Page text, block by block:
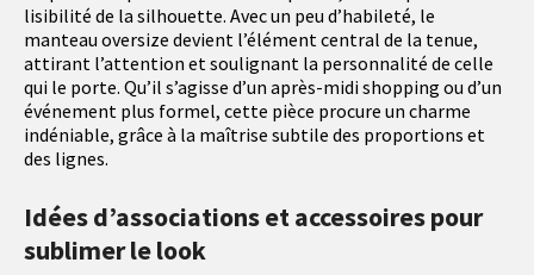
lisibilité de la silhouette. Avec un peu d’habileté, le
manteau oversize devient l’élément central de la tenue,
attirant l’attention et soulignant la personnalité de celle
qui le porte. Qu’il s’agisse d’un après-midi shopping ou d’un
événement plus formel, cette pièce procure un charme
indéniable, grâce à la maîtrise subtile des proportions et
des lignes.
Idées d’associations et accessoires pour
sublimer le look